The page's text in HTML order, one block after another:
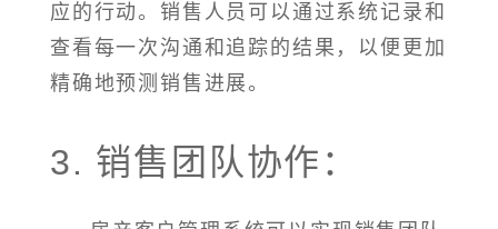
应的行动。销售人员可以通过系统记录和
查看每一次沟通和追踪的结果，以便更加
精确地预测销售进展。
3. 销售团队协作：